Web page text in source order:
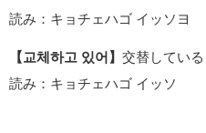
読み：キョチェハゴ イッソヨ
【교체하고 있어】 交替している
読み：キョチェハゴ イッソ